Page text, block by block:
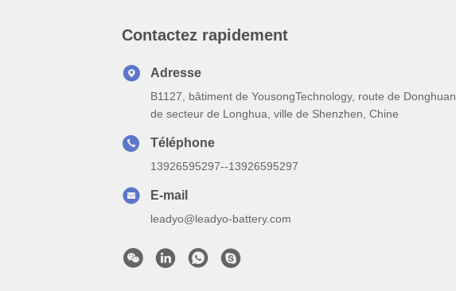
Contactez rapidement
Adresse
B1127, bâtiment de YousongTechnology, route de Donghuan
de secteur de Longhua, ville de Shenzhen, Chine
Téléphone
13926595297--13926595297
E-mail
leadyo@leadyo-battery.com